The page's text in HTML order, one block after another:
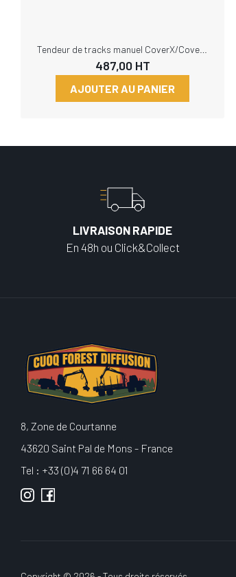
487,00HT
AJOUTER AU PANIER
LIVRAISON RAPIDE
En 48h ou Click&Collect
8, Zone de Courtanne
43620 Saint Pal de Mons - France
Tel : +33 (0)4 71 66 64 01